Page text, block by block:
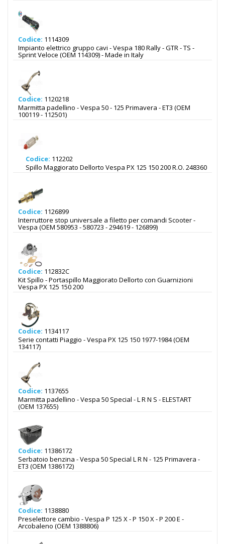
Codice: 1114309
Impianto elettrico gruppo cavi - Vespa 180 Rally - GTR - TS -
Sprint Veloce (OEM 114309) - Made in Italy
Codice: 1120218
Marmitta padellino - Vespa 50 - 125 Primavera - ET3 (OEM
100119 - 112501)
Codice: 112202
Spillo Maggiorato Dellorto Vespa PX 125 150 200 R.O. 248360
Codice: 1126899
Interruttore stop universale a filetto per comandi Scooter -
Vespa (OEM 580953 - 580723 - 294619 - 126899)
Codice: 112832C
Kit Spillo - Portaspillo Maggiorato Dellorto con Guarnizioni
Vespa PX 125 150 200
Codice: 1134117
Serie contatti Piaggio - Vespa PX 125 150 1977-1984 (OEM
134117)
Codice: 1137655
Marmitta padellino - Vespa 50 Special - L R N S - ELESTART
(OEM 137655)
Codice: 11386172
Serbatoio benzina - Vespa 50 Special L R N - 125 Primavera -
ET3 (OEM 1386172)
Codice: 1138880
Preselettore cambio - Vespa P 125 X - P 150 X - P 200 E -
Arcobaleno (OEM 1388806)